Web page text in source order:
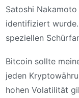
Satoshi
identifiziert
speziellen
Bitcoin sollte
jeden
hohen Volatilität